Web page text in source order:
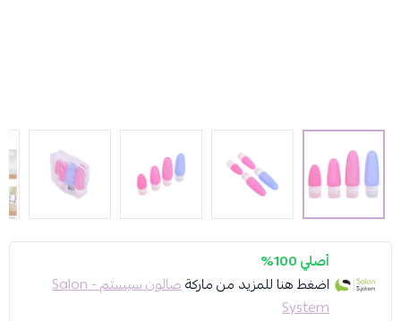
أصلي 100%
اضغط هنا للمزيد من ماركة
صالون سيستم - Salon
System